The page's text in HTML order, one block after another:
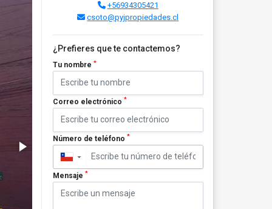
+56934305421
csoto@pyjpropiedades.cl
¿Prefieres que te contactemos?
Tu nombre *
Correo electrónico *
Número de teléfono *
▼
Mensaje *